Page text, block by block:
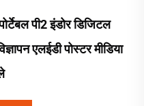
पी2 इंडोर डिजिटल
एलईडी पोस्टर मीडिया